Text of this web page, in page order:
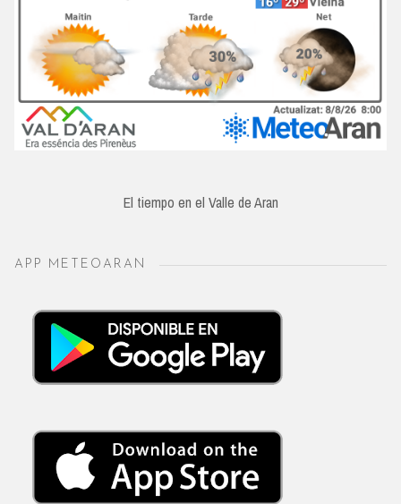
El tiempo en el Valle de Aran
APP METEOARAN